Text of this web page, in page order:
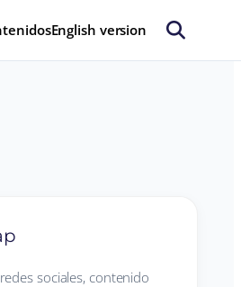
English version
sociales, contenido